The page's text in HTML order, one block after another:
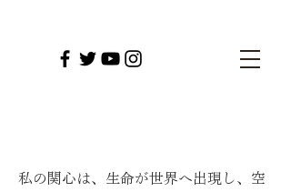
私の関心は、生命が世界へ出現し、空